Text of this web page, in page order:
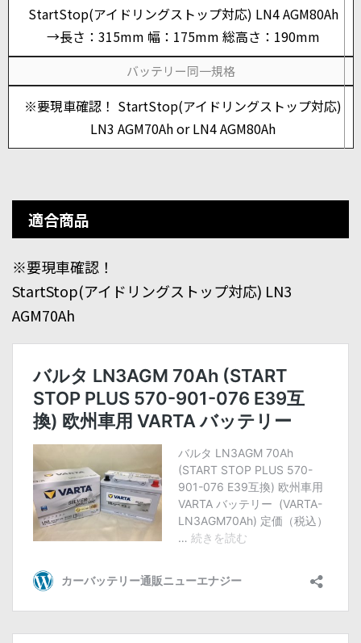
StartStop(アイドリングストップ対応) LN4 AGM80Ah
→長さ：315mm 幅：175mm 総高さ：190mm
バッテリー同一規格
※要現車確認！ StartStop(アイドリングストップ対応)
LN3 AGM70Ah or LN4 AGM80Ah
適合商品
※要現車確認！
StartStop(アイドリングストップ対応) LN3
AGM70Ah